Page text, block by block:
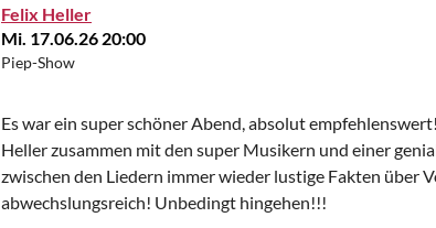
Felix Heller
Mi. 17.06.26 20:00
Piep-Show
Es war ein super schöner Abend, absolut
Heller zusammen mit den super Musikern und einer
zwischen den Liedern immer wieder lustige Fakten über
abwechslungsreich! Unbedingt hingehen!!!